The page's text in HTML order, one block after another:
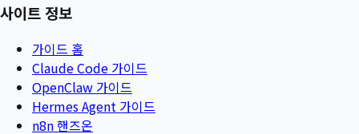
사이트 정보
가이드 홈
Claude Code 가이드
OpenClaw 가이드
Hermes Agent 가이드
n8n 핸즈온